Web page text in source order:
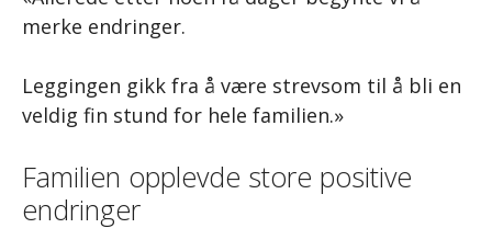
merke endringer.
Leggingen gikk fra å være strevsom til å bli en
veldig fin stund for hele familien.»
Familien opplevde store positive
endringer